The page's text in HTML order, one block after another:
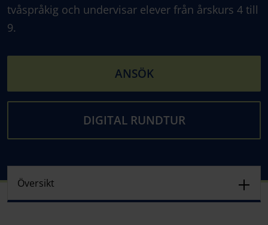
tvåspråkig och undervisar elever från årskurs 4 till
9.
ANSÖK
DIGITAL RUNDTUR